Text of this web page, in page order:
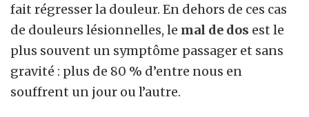
fait régresser la douleur. En dehors de ces cas
de douleurs lésionnelles, le mal de dos est le
plus souvent un symptôme passager et sans
gravité : plus de 80 % d’entre nous en
souffrent un jour ou l’autre.